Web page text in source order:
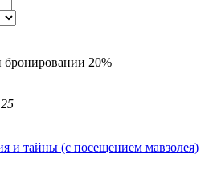
бронировании 20%
25
и тайны (с посещением мавзолея)